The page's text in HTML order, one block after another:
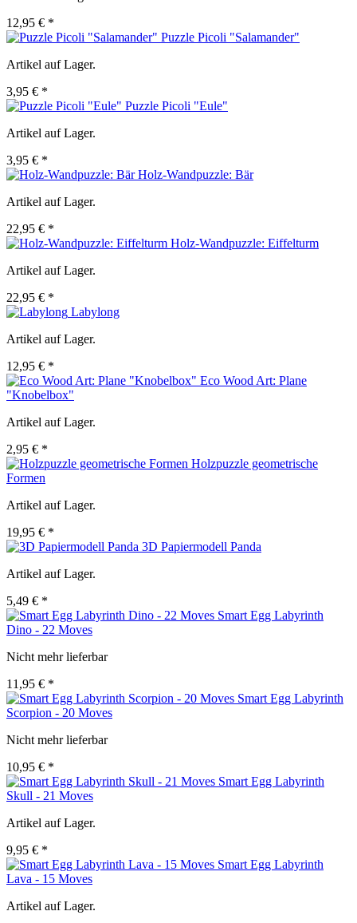
12,95 € *
Puzzle Picoli "Salamander"
Artikel auf Lager.
3,95 € *
Puzzle Picoli "Eule"
Artikel auf Lager.
3,95 € *
Holz-Wandpuzzle: Bär
Artikel auf Lager.
22,95 € *
Holz-Wandpuzzle: Eiffelturm
Artikel auf Lager.
22,95 € *
Labylong
Artikel auf Lager.
12,95 € *
Eco Wood Art: Plane
"Knobelbox"
Artikel auf Lager.
2,95 € *
Holzpuzzle geometrische
Formen
Artikel auf Lager.
19,95 € *
3D Papiermodell Panda
Artikel auf Lager.
5,49 € *
Smart Egg Labyrinth
Dino - 22 Moves
Nicht mehr lieferbar
11,95 € *
Smart Egg Labyrinth
Scorpion - 20 Moves
Nicht mehr lieferbar
10,95 € *
Smart Egg Labyrinth
Skull - 21 Moves
Artikel auf Lager.
9,95 € *
Smart Egg Labyrinth
Lava - 15 Moves
Artikel auf Lager.